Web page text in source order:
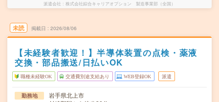
派遣会社 株式会社綜合キャリアオプション 製造事業部（全国）
未読 掲載日 2026/08/06
【未経験者歓迎！】半導体装置の点検・薬液
交換・部品搬送/日払いOK
職種未経験OK 交通費別途支給あり WEB登録OK 派遣
勤務地
岩手県北上市